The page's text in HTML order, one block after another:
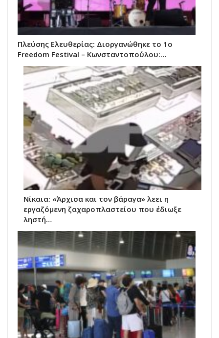
Πλεύσης Ελευθερίας: Διοργανώθηκε το 1ο
Freedom Festival – Κωνσταντοπούλου:…
Νίκαια: «Άρχισα και τον βάραγα» λεει η
εργαζόμενη ζαχαροπλαστείου που έδιωξε
ληστή…